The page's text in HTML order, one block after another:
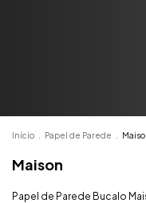
Início Papel de Parede
Maison
Papel de Parede Bucalo